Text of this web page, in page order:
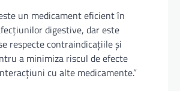
un medicament eficient în
digestive, dar este
respecte contraindicațiile și
a minimiza riscul de efecte
cu alte medicamente.”